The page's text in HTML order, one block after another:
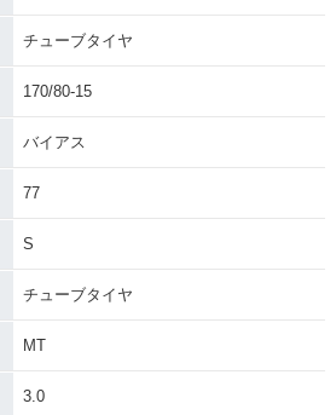
チューブタイヤ
170/80-15
バイアス
77
S
チューブタイヤ
MT
3.0